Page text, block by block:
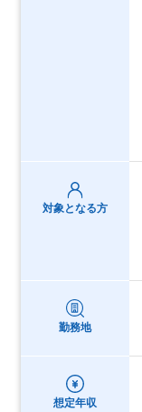
対象となる方
勤務地
想定年収